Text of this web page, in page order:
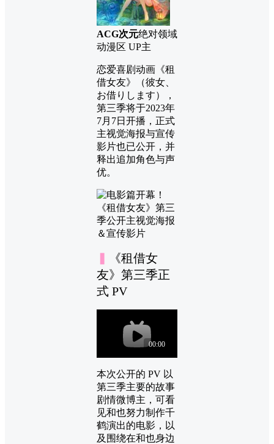
ACG次元绝对领域
动漫区 UP主
恋爱喜剧动画《租
借女友》（彼女、
お借りします），
第三季将于2023年
7月7日开播，正式
主视觉海报与宣传
影片也已公开，并
释出追加角色与声
优。
《租借女
友》第三季正
式 PV
本次公开的 PV 以
第三季主要的故事
剧情微博主，可看
见和也努力制作千
鹤演出的电影，以
及围绕在和也身边